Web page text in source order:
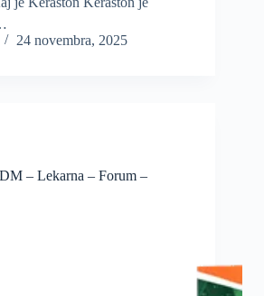
24 novembra, 2025
– Lekarna – Forum –